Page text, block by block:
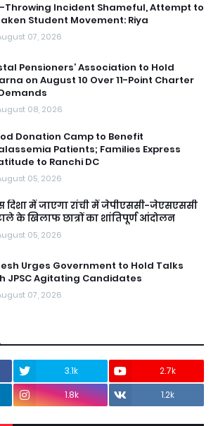
Throwing Incident Shameful, Attempt to
Student Movement: Riya
07, 2026
Pensioners’ Association to Hold
on August 10 Over 11-Point Charter
08, 2026
Donation Camp to Benefit
Patients; Families Express
to Ranchi DC
05, 2026
दिशा में जाएगा रांची में जेपीएससी-जेएसएससी
के खिलाफ छात्रों का शांतिपूर्ण आंदोलन
05, 2026
Urges Government to Hold Talks
JPSC Agitating Candidates
07, 2026
3.1k
2.7k
1.8k 1.2k